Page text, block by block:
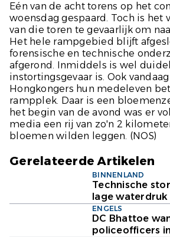
Eén van de acht torens op het
woensdag gespaard. Toch is het
van die toren te gevaarlijk om
Het hele rampgebied blijft
forensische en technische
afgerond. Inmiddels is wel
instortingsgevaar is. Ook
Hongkongers hun medeleven
rampplek. Daar is een
het begin van de avond was er
media een rij van zo'n 2
bloemen wilden leggen. (NOS)
Gerelateerde Artikelen
BINNENLAND
Technische
lage waterdruk
ENGELS
DC Bhattoe
policeofficers